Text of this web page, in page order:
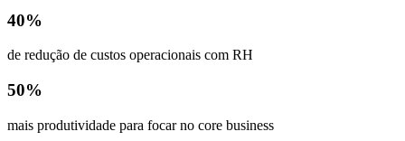
40%
de redução de custos operacionais com RH
50%
mais produtividade para focar no core business